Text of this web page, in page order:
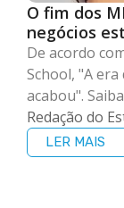
O fim dos
negócios
De acordo
School, "A
acabou".
Redação do
LER MAIS